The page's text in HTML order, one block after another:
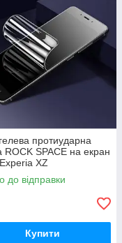
протиударна
ROCK SPACE на екран
XZ
до відправки
Купити